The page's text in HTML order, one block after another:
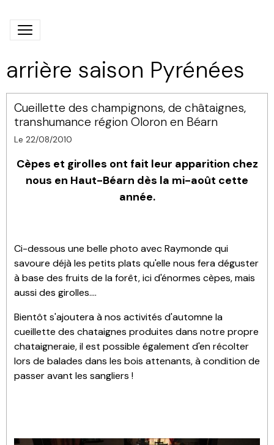
arrière saison Pyrénées
Cueillette des champignons, de châtaignes,
transhumance région Oloron en Béarn
Le 22/08/2010
Cèpes et girolles ont fait leur apparition chez
nous en Haut-Béarn dès la mi-août cette
année.
Ci-dessous une belle photo avec Raymonde qui
savoure déjà les petits plats qu'elle nous fera déguster
à base des fruits de la forêt, ici d'énormes cèpes, mais
aussi des girolles....
Bientôt s'ajoutera à nos activités d'automne la
cueillette des chataignes produites dans notre propre
chataigneraie, il est possible également d'en récolter
lors de balades dans les bois attenants, à condition de
passer avant les sangliers !